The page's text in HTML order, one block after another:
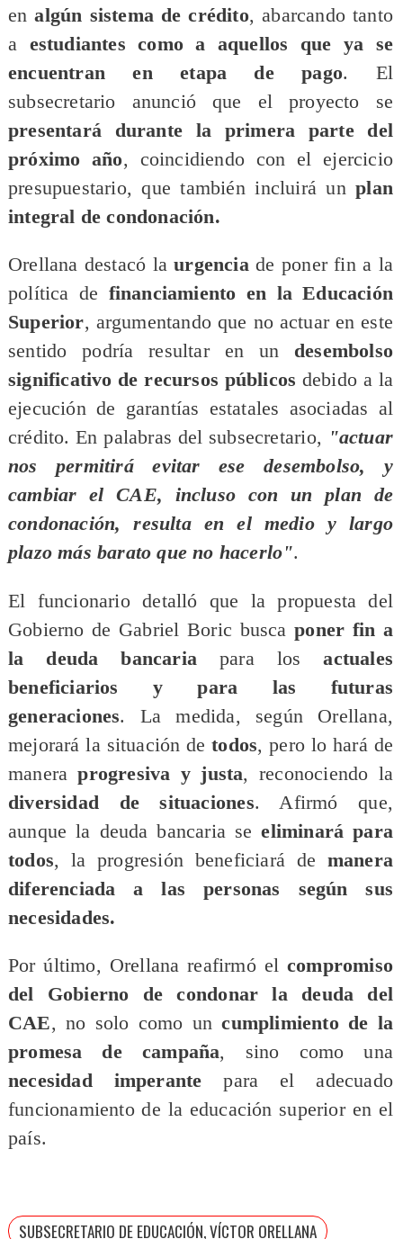
en algún sistema de crédito, abarcando tanto
a estudiantes como a aquellos que ya se
encuentran en etapa de pago. El
subsecretario anunció que el proyecto se
presentará durante la primera parte del
próximo año, coincidiendo con el ejercicio
presupuestario, que también incluirá unplan
integral de condonación.
Orellana destacó laurgenciade poner fin a la
política de financiamiento en la Educación
Superior, argumentando que no actuar en este
sentido podría resultar en un desembolso
significativo de recursos públicos debido a la
ejecución de garantías estatales asociadas al
crédito. En palabras del subsecretario, "actuar
nos permitirá evitar ese desembolso, y
cambiar el CAE, incluso con un plan de
condonación, resulta en el medio y largo
plazo más barato que no hacerlo".
El funcionario detalló que la propuesta del
Gobierno de Gabriel Boric buscaponer fin a
la deuda bancaria para losactuales
beneficiarios y para las futuras
generaciones. La medida, según Orellana,
mejorará la situación detodos, pero lo hará de
manera progresiva y justa, reconociendo la
diversidad de situaciones. Afirmó que,
aunque la deuda bancaria seeliminará para
todos, la progresión beneficiará de manera
diferenciada a las personas según sus
necesidades.
​Por último, Orellana reafirmó elcompromiso
del Gobierno de condonar la deuda del
CAE, no solo como uncumplimiento de la
promesa de campaña, sino como una
necesidad imperante para el adecuado
funcionamiento de la educación superior en el
país.
SUBSECRETARIO DE EDUCACIÓN, VÍCTOR ORELLANA